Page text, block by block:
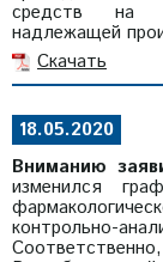
средств на
надлежащей
Скачать
18.05.2020
Вниманию
изменился
контрольно-